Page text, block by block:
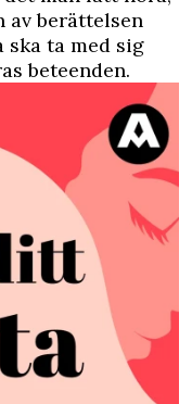
av berättelsen
ska ta med sig
beteenden.